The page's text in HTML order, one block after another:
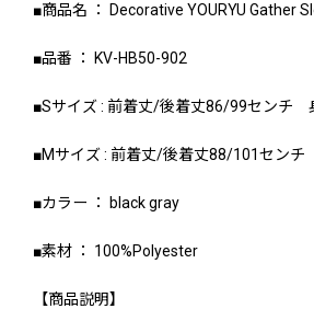
■商品名 ： Decorative YOURYU Gather
■品番 ： KV-HB50-902
■Sサイズ : 前着丈/後着丈86/99セン
■Mサイズ : 前着丈/後着丈88/101セン
■カラー ： black gray
■素材 ： 100%Polyester
【商品説明】